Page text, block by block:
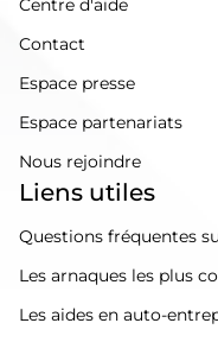
Centre d'aide
Contact
Espace presse
Espace partenariats
Nous rejoindre
Liens utiles
Questions fréquentes
Les arnaques les plus
Les aides en auto-